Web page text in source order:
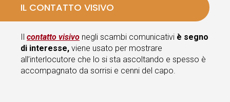
IL CONTATTO VISIVO
Il contatto visivo negli scambi comunicativi è segno
di interesse, viene usato per mostrare
all’interlocutore che lo si sta ascoltando e spesso è
accompagnato da sorrisi e cenni del capo.